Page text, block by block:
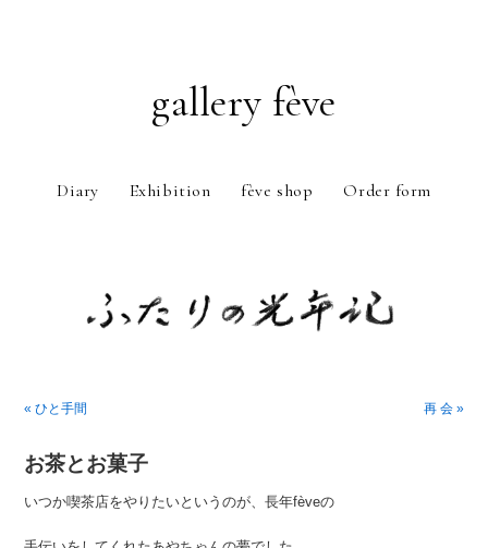
gallery fève
Diary Exhibition fève shop Order form
« ひと手間
再 会 »
お茶とお菓子
いつか喫茶店をやりたいというのが、長年fèveの